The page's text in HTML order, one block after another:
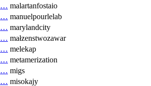
… malartanfostaio
… manuelpourlelab
… marylandcity
… małzenstwozawar
… melekap
… metamerization
… migs
… misokajy